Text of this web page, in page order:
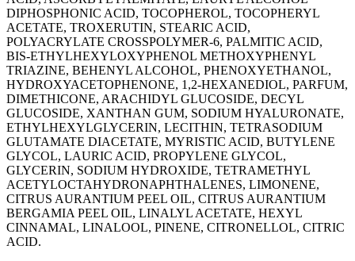
DIPHOSPHONIC ACID, TOCOPHEROL, TOCOPHERYL
ACETATE, TROXERUTIN, STEARIC ACID,
POLYACRYLATE CROSSPOLYMER-6, PALMITIC ACID,
BIS-ETHYLHEXYLOXYPHENOL METHOXYPHENYL
TRIAZINE, BEHENYL ALCOHOL, PHENOXYETHANOL,
HYDROXYACETOPHENONE, 1,2-HEXANEDIOL, PARFUM,
DIMETHICONE, ARACHIDYL GLUCOSIDE, DECYL
GLUCOSIDE, XANTHAN GUM, SODIUM HYALURONATE,
ETHYLHEXYLGLYCERIN, LECITHIN, TETRASODIUM
GLUTAMATE DIACETATE, MYRISTIC ACID, BUTYLENE
GLYCOL, LAURIC ACID, PROPYLENE GLYCOL,
GLYCERIN, SODIUM HYDROXIDE, TETRAMETHYL
ACETYLOCTAHYDRONAPHTHALENES, LIMONENE,
CITRUS AURANTIUM PEEL OIL, CITRUS AURANTIUM
BERGAMIA PEEL OIL, LINALYL ACETATE, HEXYL
CINNAMAL, LINALOOL, PINENE, CITRONELLOL, CITRIC
ACID.